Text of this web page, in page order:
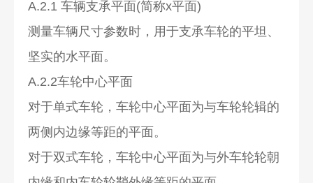
A.2.1 车辆支承平面(简称x平面)
测量车辆尺寸参数时，用于支承车轮的平坦、
坚实的水平面。
A.2.2车轮中心平面
对于单式车轮，车轮中心平面为与车轮轮辑的
两侧内边缘等距的平面。
对于双式车轮，车轮中心平面为与外车轮轮朝